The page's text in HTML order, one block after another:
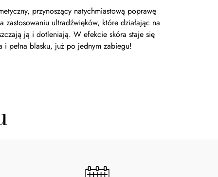
przynoszący natychmiastową poprawę
zastosowaniu ultradźwięków, które działając na
ją i dotleniają. W efekcie skóra staje się
i pełna blasku, już po jednym zabiegu!